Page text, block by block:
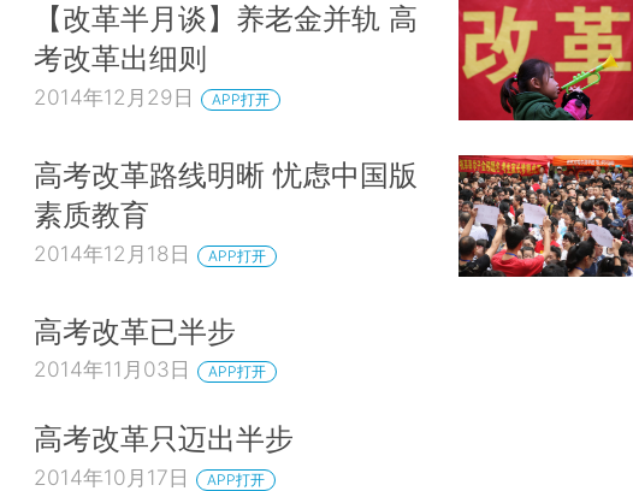
【改革半月谈】养老金并轨 高
考改革出细则
2014年12月29日 APP打开
高考改革路线明晰 忧虑中国版
素质教育
2014年12月18日 APP打开
高考改革已半步
2014年11月03日 APP打开
高考改革只迈出半步
2014年10月17日 APP打开